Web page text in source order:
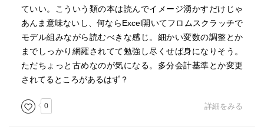
ていい。こういう類の本は読んでイメージ湧かすだけじゃ
あんま意味ないし、何ならExcel開いてフロムスクラッチで
モデル組みながら読むべきな感じ。細かい変数の調整とか
までしっかり網羅されてて勉強し尽くせば身になりそう。
ただちょっと古めなのが気になる。多分会計基準とか変更
されてるところがあるはず？
0 詳細をみる